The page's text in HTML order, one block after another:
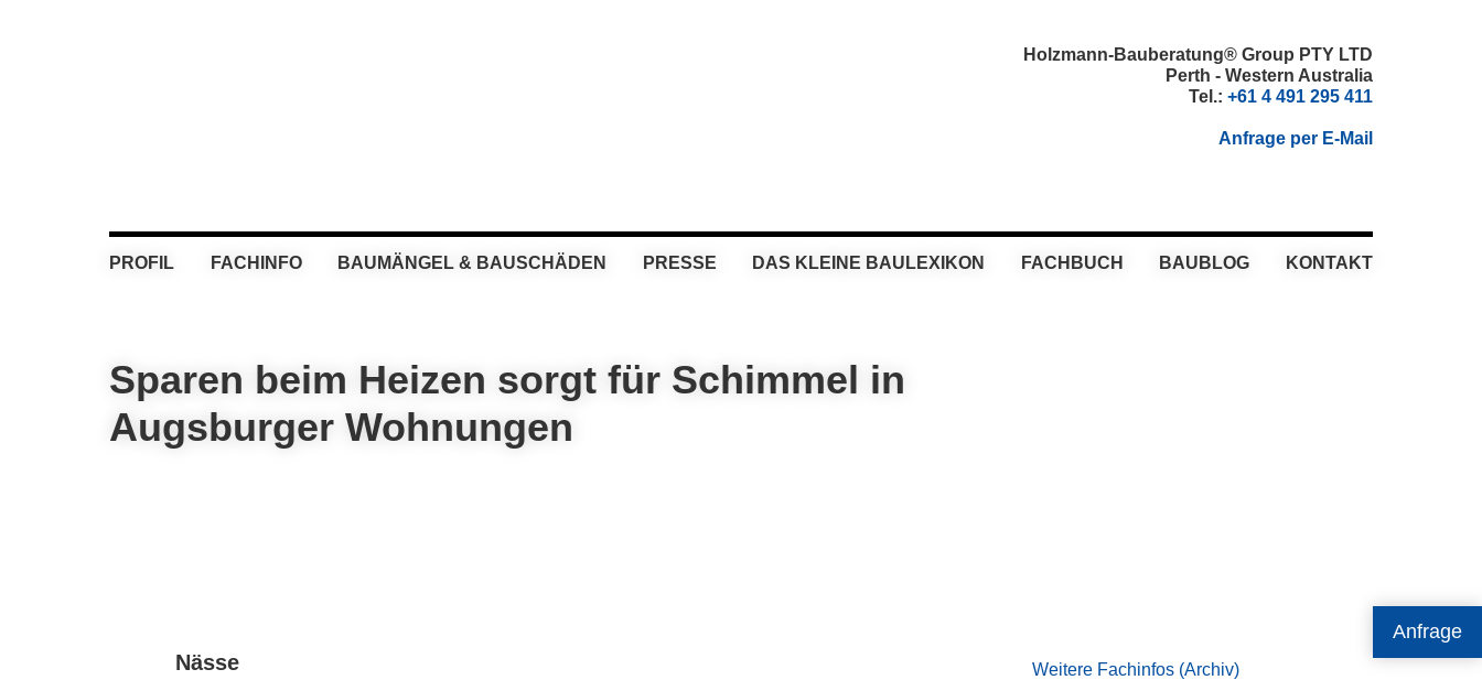
Anfrage
Holzmann-Bauberatung® Group PTY LTD
Perth - Western Australia
Tel.: +61 4 491 295 411
Anfrage per E-Mail
PROFIL FACHINFO BAUMÄNGEL & BAUSCHÄDEN PRESSE DAS KLEINE BAULEXIKON FACHBUCH BAUBLOG KONTAKT
Sparen beim Heizen sorgt für Schimmel in
Augsburger Wohnungen
Nässe Weitere Fachinfos (Archiv)